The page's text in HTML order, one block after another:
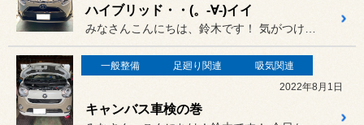
ハイブリッド・・(。-∀-)イイ
一般整備 足廻り関連
吸気関連
2022年8月1日
キャンバス車検の巻